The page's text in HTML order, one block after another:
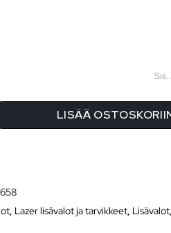
Sis.
LISÄÄ
Lazer lisävalot ja tarvikkeet Lisävalot